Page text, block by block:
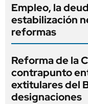
Empleo, la
estabilización
reformas
Reforma de la
contrapunto
extitulares del
designaciones